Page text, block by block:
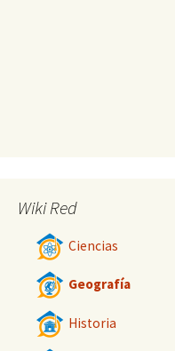
Wiki Red
Ciencias
Geografía
Historia